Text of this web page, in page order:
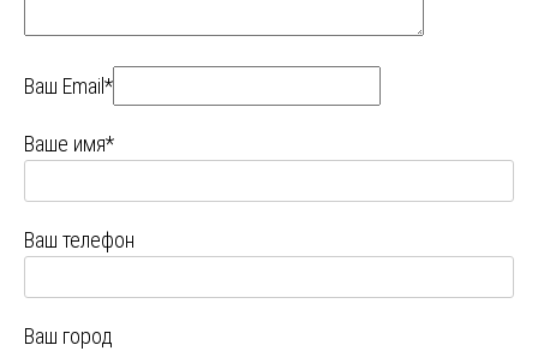
Ваш Email*
Ваше имя*
Ваш телефон
Ваш город